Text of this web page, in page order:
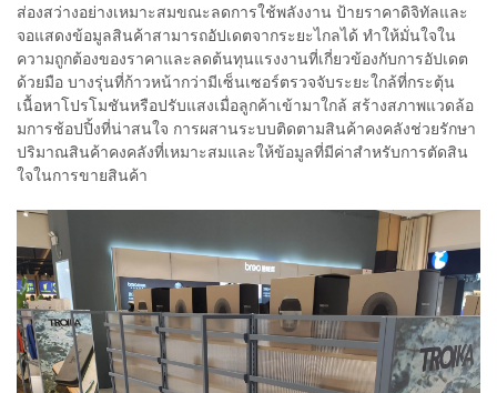
ส่องสว่างอย่างเหมาะสมขณะลดการใช้พลังงาน ป้ายราคาดิจิทัลและ
จอแสดงข้อมูลสินค้าสามารถอัปเดตจากระยะไกลได้ ทำให้มั่นใจใน
ความถูกต้องของราคาและลดต้นทุนแรงงานที่เกี่ยวข้องกับการอัปเดต
ด้วยมือ บางรุ่นที่ก้าวหน้ากว่ามีเซ็นเซอร์ตรวจจับระยะใกล้ที่กระตุ้น
เนื้อหาโปรโมชันหรือปรับแสงเมื่อลูกค้าเข้ามาใกล้ สร้างสภาพแวดล้อ
มการช้อปปิ้งที่น่าสนใจ การผสานระบบติดตามสินค้าคงคลังช่วยรักษา
ปริมาณสินค้าคงคลังที่เหมาะสมและให้ข้อมูลที่มีค่าสำหรับการตัดสิน
ใจในการขายสินค้า